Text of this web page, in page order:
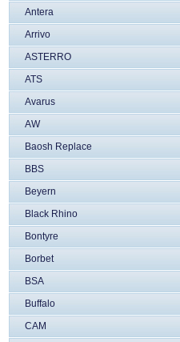
Antera
Arrivo
ASTERRO
ATS
Avarus
AW
Baosh Replace
BBS
Beyern
Black Rhino
Bontyre
Borbet
BSA
Buffalo
CAM